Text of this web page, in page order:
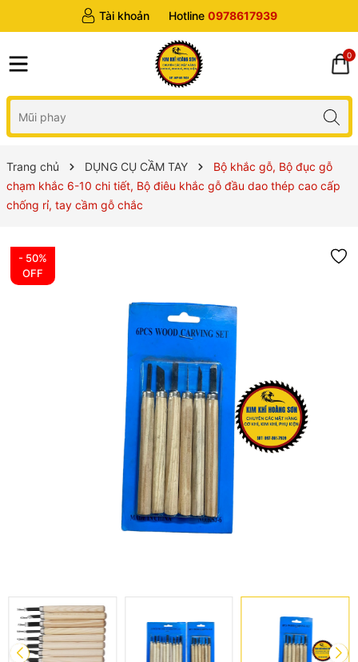
Tài khoản Hotline 0978617939
0
Trang chủ DỤNG CỤ CẦM TAY
Bộ khắc gỗ, Bộ đục gỗ
chạm khắc 6-10 chi tiết, Bộ điêu khắc gỗ đầu dao thép cao cấp
chống rỉ, tay cầm gỗ chắc
- 50%
OFF